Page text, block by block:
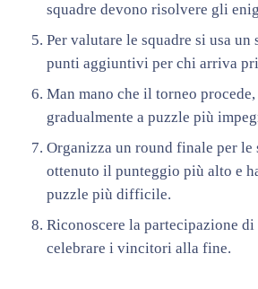
squadre devono risolvere gli
Per valutare le squadre si usa un
punti aggiuntivi per chi arriva
Man mano che il torneo procede,
gradualmente a puzzle più
Organizza un round finale per le
ottenuto il punteggio più alto e
puzzle più difficile.
Riconoscere la partecipazione di
celebrare i vincitori alla fine.